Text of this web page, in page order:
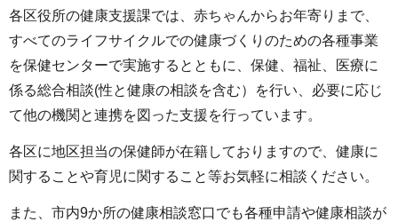
各区役所の健康支援課では、赤ちゃんからお年寄りまで、
すべてのライフサイクルでの健康づくりのための各種事業
を保健センターで実施するとともに、保健、福祉、医療に
係る総合相談(性と健康の相談を含む）を行い、必要に応じ
て他の機関と連携を図った支援を行っています。
各区に地区担当の保健師が在籍しておりますので、健康に
関することや育児に関すること等お気軽に相談ください。
また、市内9か所の健康相談窓口でも各種申請や健康相談が